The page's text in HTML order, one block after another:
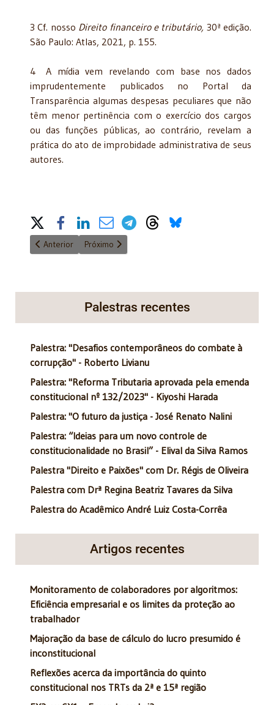
3 Cf. nosso Direito financeiro e tributário, 30ª edição.
São Paulo: Atlas, 2021, p. 155.
4 A mídia vem revelando com base nos dados
imprudentemente publicados no Portal da
Transparência algumas despesas peculiares que não
têm menor pertinência com o exercício dos cargos
ou das funções públicas, ao contrário, revelam a
prática do ato de improbidade administrativa de seus
autores.
Share on Social Media
Artigo anterior: Quando o capital não investe, o trabalho morre
Anterior Próximo artigo: Sábado de aleluia - amor à
Próximo
Palestras recentes
Palestra: "Desafios contemporâneos do combate à
corrupção" - Roberto Livianu
Palestra: "Reforma Tributaria aprovada pela emenda
constitucional nº 132/2023" - Kiyoshi Harada
Palestra: "O futuro da justiça - José Renato Nalini
Palestra: “Ideias para um novo controle de
constitucionalidade no Brasil” - Elival da Silva Ramos
Palestra "Direito e Paixões" com Dr. Régis de Oliveira
Palestra com Drª Regina Beatriz Tavares da Silva
Palestra do Acadêmico André Luiz Costa-Corrêa
Artigos recentes
Monitoramento de colaboradores por algoritmos:
Eficiência empresarial e os limites da proteção ao
trabalhador
Majoração da base de cálculo do lucro presumido é
inconstitucional
Reflexões acerca da importância do quinto
constitucional nos TRTs da 2ª e 15ª região